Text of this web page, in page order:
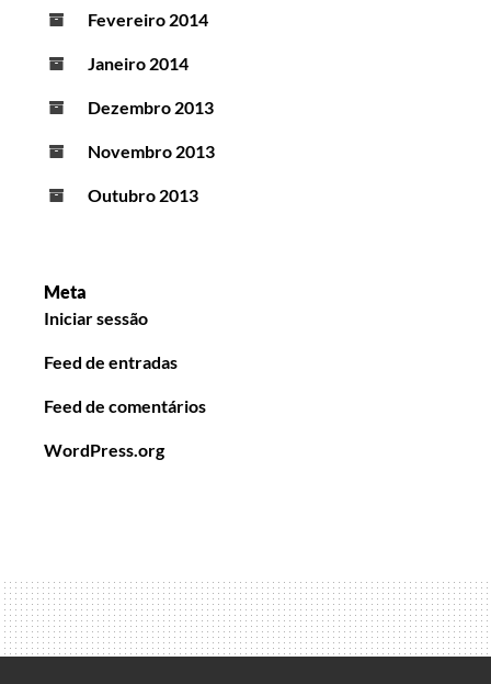
Fevereiro 2014
Janeiro 2014
Dezembro 2013
Novembro 2013
Outubro 2013
Meta
Iniciar sessão
Feed de entradas
Feed de comentários
WordPress.org